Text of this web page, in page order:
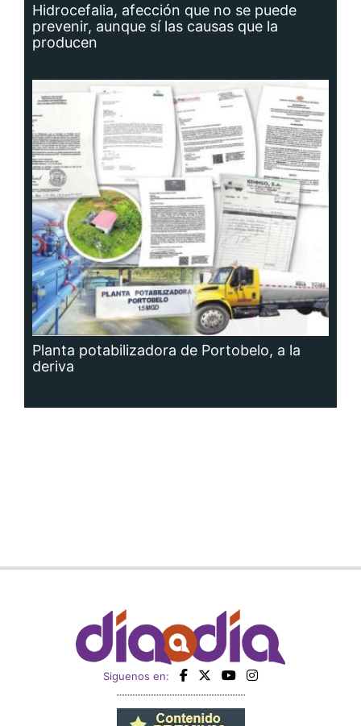
Hidrocefalia, afección que no se puede
prevenir, aunque sí las causas que la
producen
Planta potabilizadora de Portobelo, a la
deriva
Siguenos en: